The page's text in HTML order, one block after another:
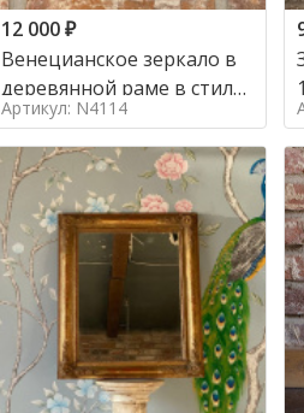
12 000₽
Венецианское зеркало в
деревянной раме в стиле
1960
Артикул: N4114